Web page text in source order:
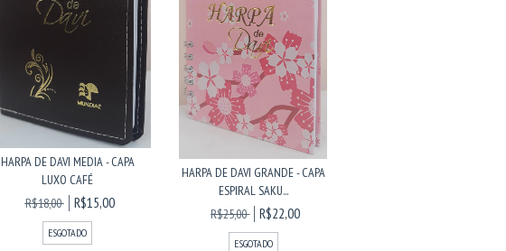
HARPA DE DAVI MEDIA - CAPA
LUXO CAFÉ
R$18,00
R$15,00
ESGOTADO
HARPA DE DAVI GRANDE - CAPA
ESPIRAL SAKU...
R$25,00
R$22,00
ESGOTADO